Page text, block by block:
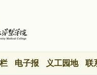
电子报 义工园地 联